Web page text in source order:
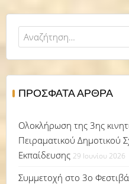
Αναζήτηση
για:
ΠΡΌΣΦΑΤΑ ΆΡΘΡΑ
Ολοκλήρωση της 3ης
Πειραματικού Δημοτικού
Εκπαίδευσης 29 Ιουνίου 2026
Συμμετοχή στο 3ο